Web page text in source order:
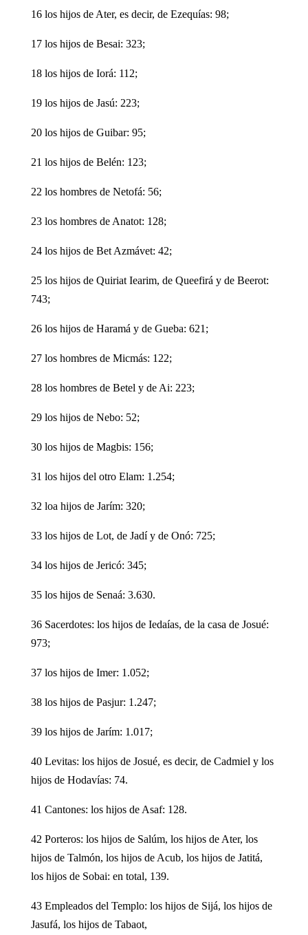
16 los hijos de Ater, es decir, de Ezequías: 98;
17 los hijos de Besai: 323;
18 los hijos de Iorá: 112;
19 los hijos de Jasú: 223;
20 los hijos de Guibar: 95;
21 los hijos de Belén: 123;
22 los hombres de Netofá: 56;
23 los hombres de Anatot: 128;
24 los hijos de Bet Azmávet: 42;
25 los hijos de Quiriat Iearim, de Queefirá y de Beerot:
743;
26 los hijos de Haramá y de Gueba: 621;
27 los hombres de Micmás: 122;
28 los hombres de Betel y de Ai: 223;
29 los hijos de Nebo: 52;
30 los hijos de Magbis: 156;
31 los hijos del otro Elam: 1.254;
32 loa hijos de Jarím: 320;
33 los hijos de Lot, de Jadí y de Onó: 725;
34 los hijos de Jericó: 345;
35 los hijos de Senaá: 3.630.
36 Sacerdotes: los hijos de Iedaías, de la casa de Josué:
973;
37 los hijos de Imer: 1.052;
38 los hijos de Pasjur: 1.247;
39 los hijos de Jarím: 1.017;
40 Levitas: los hijos de Josué, es decir, de Cadmiel y los
hijos de Hodavías: 74.
41 Cantones: los hijos de Asaf: 128.
42 Porteros: los hijos de Salúm, los hijos de Ater, los
hijos de Talmón, los hijos de Acub, los hijos de Jatitá,
los hijos de Sobai: en total, 139.
43 Empleados del Templo: los hijos de Sijá, los hijos de
Jasufá, los hijos de Tabaot,